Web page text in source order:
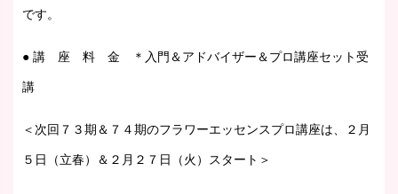
です。
● 講 座 料 金 ＊入門＆アドバイザー＆プロ講座セット受
講
＜次回７３期＆７４期のフラワーエッセンスプロ講座は、２月
５日（立春）＆２月２７日（火）スタート＞